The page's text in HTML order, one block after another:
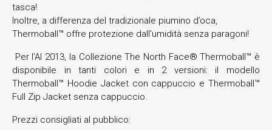
tasca!
Inoltre, a differenza del tradizionale piumino d’oca,
Thermoball™ offre protezione dall’umidità senza paragoni!
Per l’AI 2013, la Collezione The North Face® Thermoball™ è
disponibile in tanti colori e in 2 versioni: il modello
Thermoball™ Hoodie Jacket con cappuccio e Thermoball™
Full Zip Jacket senza cappuccio.
Prezzi consigliati al pubblico: